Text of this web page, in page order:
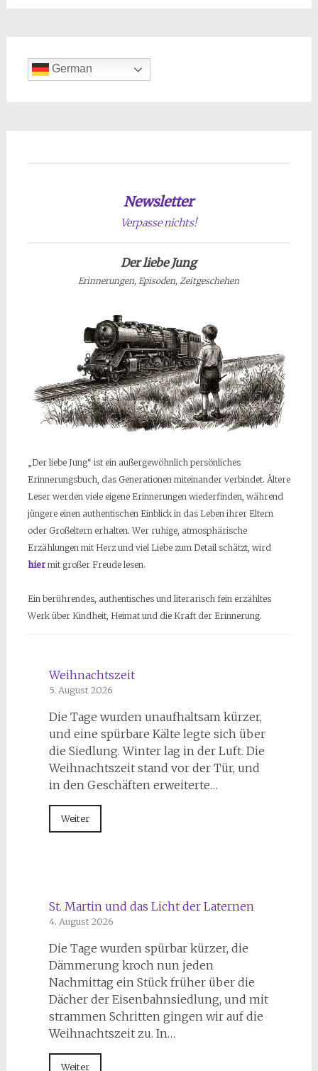
German
Newsletter
Verpasse nichts!
Der liebe Jung
Erinnerungen, Episoden, Zeitgeschehen
„Der liebe Jung“ ist ein außergewöhnlich persönliches
Erinnerungsbuch, das Generationen miteinander verbindet. Ältere
Leser werden viele eigene Erinnerungen wiederfinden, während
jüngere einen authentischen Einblick in das Leben ihrer Eltern
oder Großeltern erhalten. Wer ruhige, atmosphärische
Erzählungen mit Herz und viel Liebe zum Detail schätzt, wird
hiermit großer Freude lesen.
Ein berührendes, authentisches und literarisch fein erzähltes
Werk über Kindheit, Heimat und die Kraft der Erinnerung.
Weihnachtszeit
5. August 2026
Die Tage wurden unaufhaltsam kürzer,
und eine spürbare Kälte legte sich über
die Siedlung. Winter lag in der Luft. Die
Weihnachtszeit stand vor der Tür, und
in den Geschäften erweiterte…
Weiter
St. Martin und das Licht der Laternen
4. August 2026
Die Tage wurden spürbar kürzer, die
Dämmerung kroch nun jeden
Nachmittag ein Stück früher über die
Dächer der Eisenbahnsiedlung, und mit
strammen Schritten gingen wir auf die
Weihnachtszeit zu. In…
Weiter